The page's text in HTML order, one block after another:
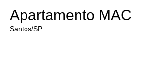
Apartamento MAC
Santos/SP